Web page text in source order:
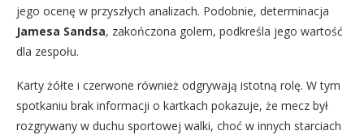
jego ocenę w przyszłych analizach. Podobnie, determinacja
Jamesa Sandsa, zakończona golem, podkreśla jego wartość
dla zespołu.
Karty żółte i czerwone również odgrywają istotną rolę. W tym
spotkaniu brak informacji o kartkach pokazuje, że mecz był
rozgrywany w duchu sportowej walki, choć w innych starciach